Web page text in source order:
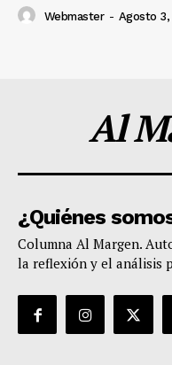
Webmaster - Agosto 3,
Al
¿Quiénes
Columna Al Margen.
la reflexión y el análisis